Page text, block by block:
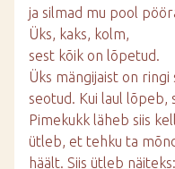
ja silmad mu pool
Üks, kaks, kolm,
sest kõik on lõpetud.
Üks mängijaist on ringi
seotud. Kui laul lõpeb,
Pimekukk läheb siis
ütleb, et tehku ta
häält. Siis ütleb